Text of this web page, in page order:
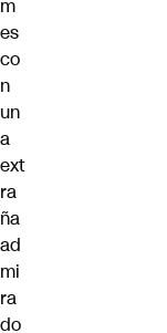
m
es
co
n
un
a
ext
ra
ña
ad
mi
ra
do